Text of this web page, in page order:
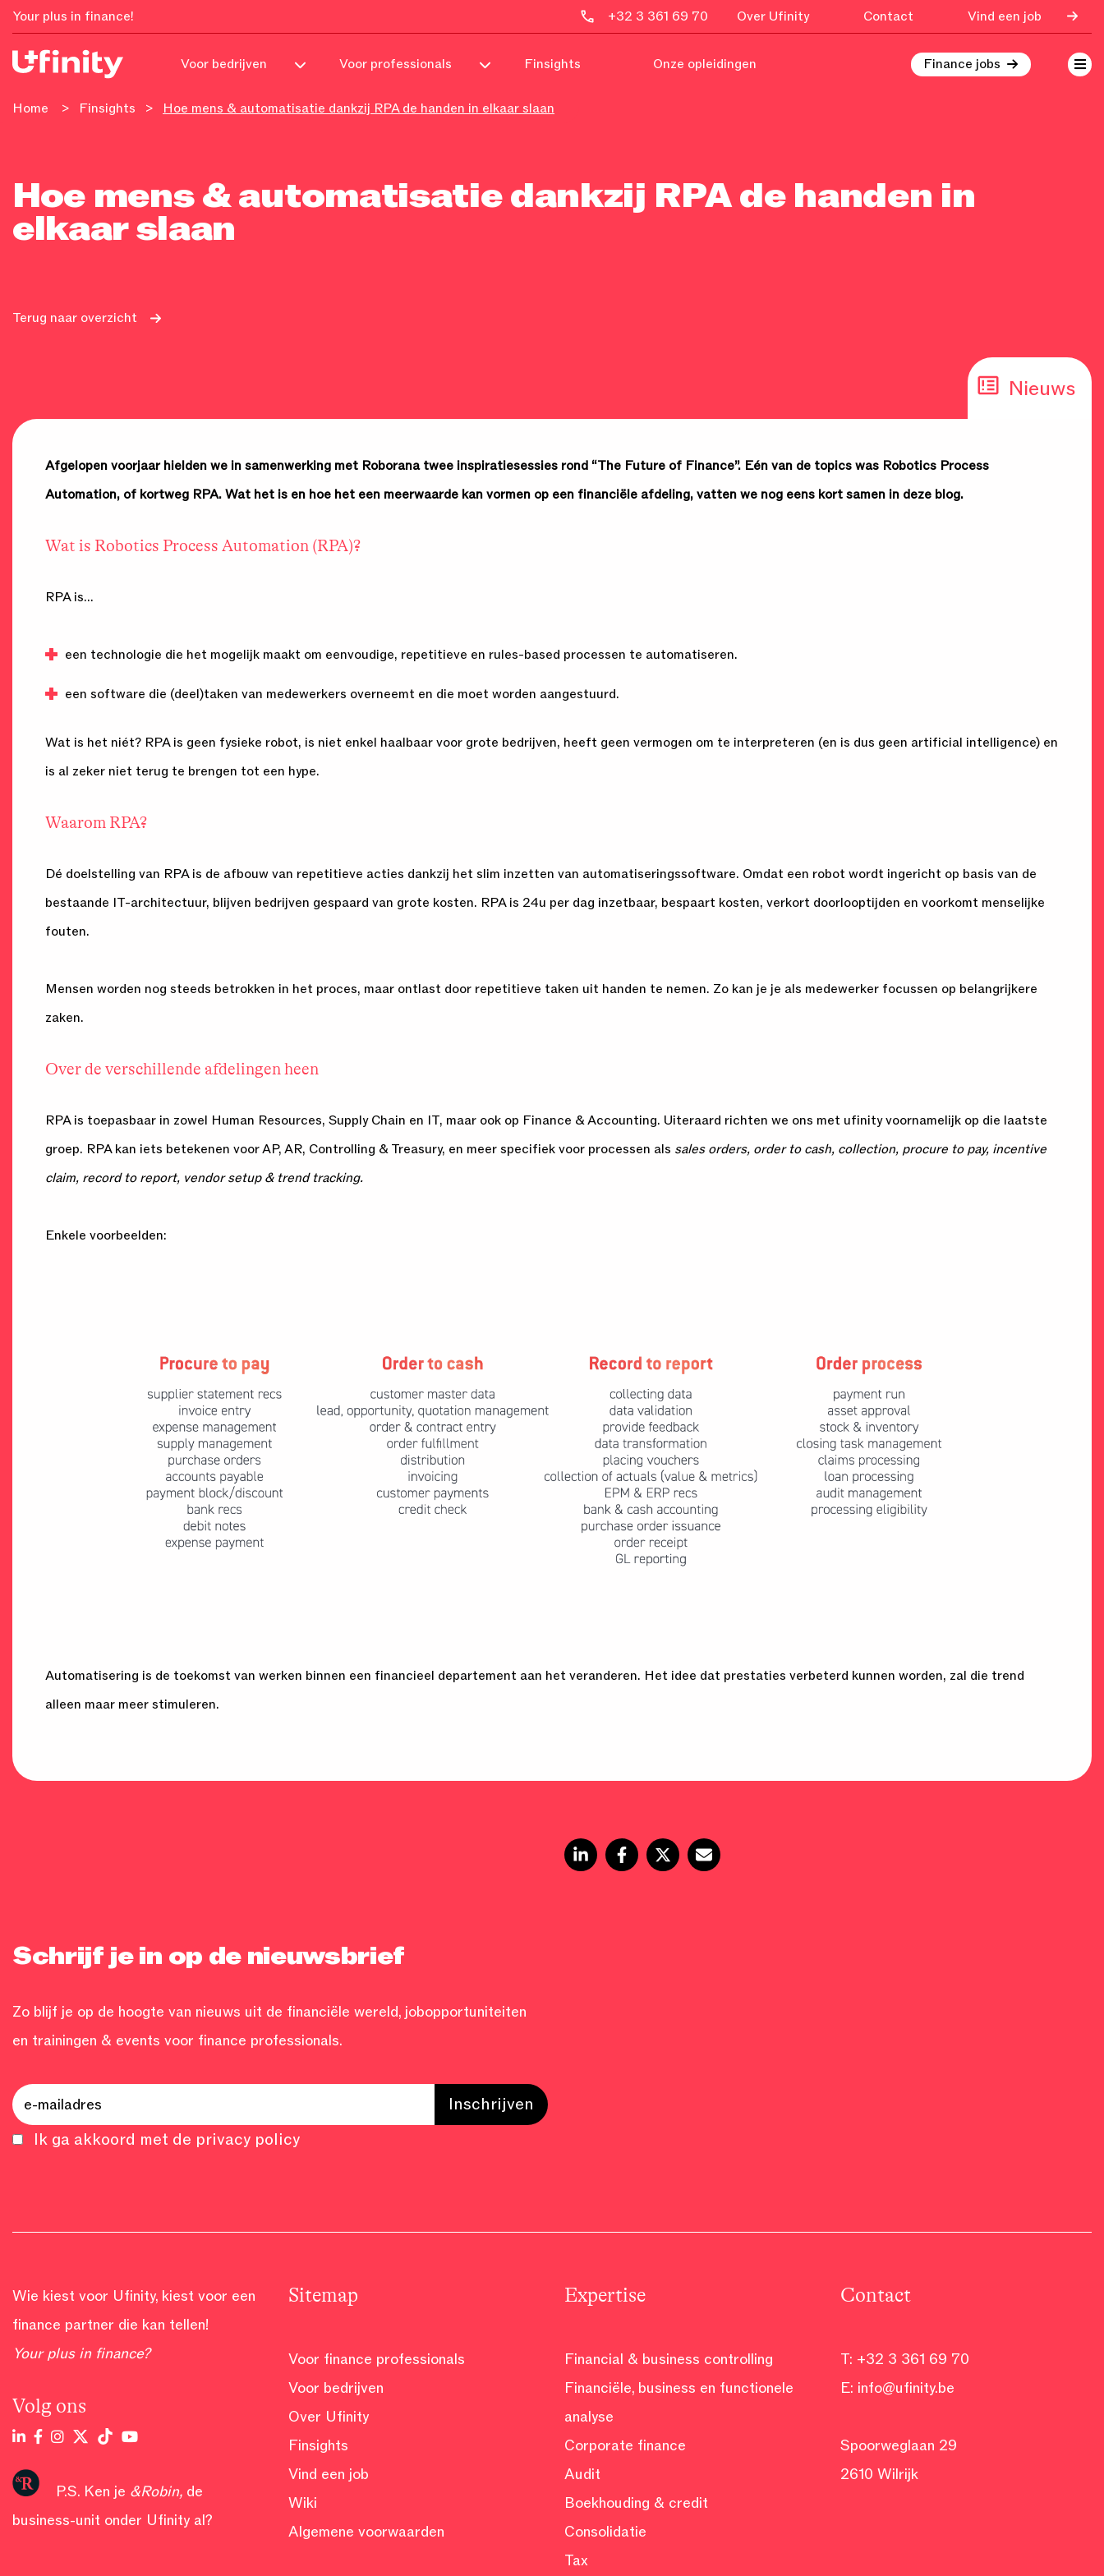
Your plus in finance! +32 3 361 69 70 Over Ufinity Contact Vind een job
Voor bedrijven Voor professionals Finsights Onze opleidingen Finance jobs
Home > Finsights > Hoe mens & automatisatie dankzij RPA de handen in elkaar slaan
Hoe mens & automatisatie dankzij RPA de handen in
elkaar slaan
Terug naar overzicht
Nieuws
Afgelopen voorjaar hielden we in samenwerking met Roborana twee inspiratiesessies rond “The Future of Finance”. Eén van de topics was Robotics Process
Automation, of kortweg RPA. Wat het is en hoe het een meerwaarde kan vormen op een financiële afdeling, vatten we nog eens kort samen in deze blog.
Wat is Robotics Process Automation (RPA)?
RPA is…
een technologie die het mogelijk maakt om eenvoudige, repetitieve en rules-based processen te automatiseren.
een software die (deel)taken van medewerkers overneemt en die moet worden aangestuurd.
Wat is het niét? RPA is geen fysieke robot, is niet enkel haalbaar voor grote bedrijven, heeft geen vermogen om te interpreteren (en is dus geen artificial intelligence) en
is al zeker niet terug te brengen tot een hype.
Waarom RPA?
Dé doelstelling van RPA is de afbouw van repetitieve acties dankzij het slim inzetten van automatiseringssoftware. Omdat een robot wordt ingericht op basis van de
bestaande IT-architectuur, blijven bedrijven gespaard van grote kosten. RPA is 24u per dag inzetbaar, bespaart kosten, verkort doorlooptijden en voorkomt menselijke
fouten.
Mensen worden nog steeds betrokken in het proces, maar ontlast door repetitieve taken uit handen te nemen. Zo kan je je als medewerker focussen op belangrijkere
zaken.
Over de verschillende afdelingen heen
RPA is toepasbaar in zowel Human Resources, Supply Chain en IT, maar ook op Finance & Accounting. Uiteraard richten we ons met ufinity voornamelijk op die laatste
groep. RPA kan iets betekenen voor AP, AR, Controlling & Treasury, en meer specifiek voor processen als sales orders, order to cash, collection, procure to pay, incentive
claim, record to report, vendor setup & trend tracking.
Enkele voorbeelden:
Automatisering is de toekomst van werken binnen een financieel departement aan het veranderen. Het idee dat prestaties verbeterd kunnen worden, zal die trend
alleen maar meer stimuleren.
Schrijf je in op de nieuwsbrief
Zo blijf je op de hoogte van nieuws uit de financiële wereld, jobopportuniteiten
en trainingen & events voor finance professionals.
Ik ga akkoord met de privacy policy
Wie kiest voor Ufinity, kiest voor een
finance partner die kan tellen!
Your plus in finance?
Volg ons
P.S. Ken je &Robin, de
business-unit onder Ufinity al?
Sitemap
Voor finance professionals
Voor bedrijven
Over Ufinity
Finsights
Vind een job
Wiki
Algemene voorwaarden
Expertise
Financial & business controlling
Financiële, business en functionele
analyse
Corporate finance
Audit
Boekhouding & credit
Consolidatie
Tax
Contact
T: +32 3 361 69 70
E: info@ufinity.be
Spoorweglaan 29
2610 Wilrijk